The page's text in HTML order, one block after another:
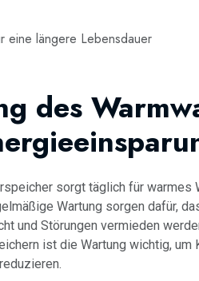
eine längere Lebensdauer
des
sorgt täglich für warmes
Wartung sorgen dafür,
und Störungen vermieden
ist die Wartung wichtig, um